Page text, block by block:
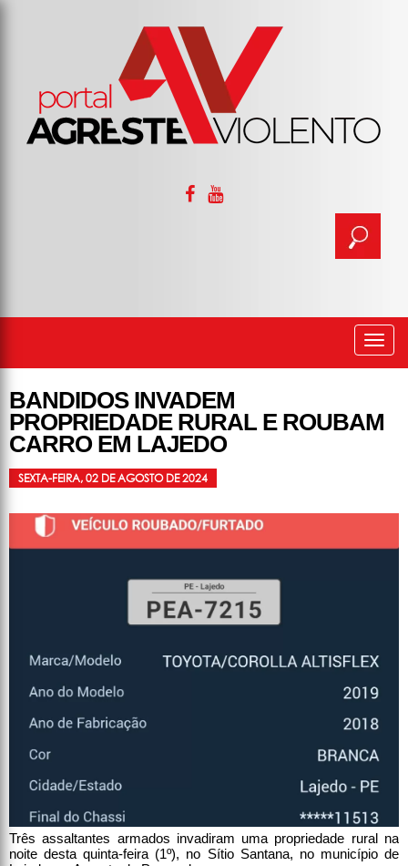
BANDIDOS INVADEM
PROPRIEDADE RURAL E ROUBAM
CARRO EM LAJEDO
SEXTA-FEIRA, 02 DE AGOSTO DE 2024
Três assaltantes armados invadiram uma propriedade rural na
noite desta quinta-feira (1º), no Sítio Santana, no município de